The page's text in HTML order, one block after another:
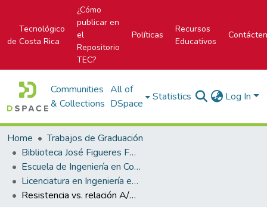
Tecnológico
de Costa Rica
¿Cómo
publicar en
el
Repositorio
TEC?
Políticas
Recursos
Educativos
Communities
& Collections
All of
DSpace
Statistics Log In
Home
Trabajos de Graduación
Biblioteca José Figueres Ferrer
Escuela de Ingeniería en Construcción
Licenciatura en Ingeniería en Construcción
Resistencia vs. relación A/C del concreto a tres edades y con dos tipos de cemento (UG y MP-AR)